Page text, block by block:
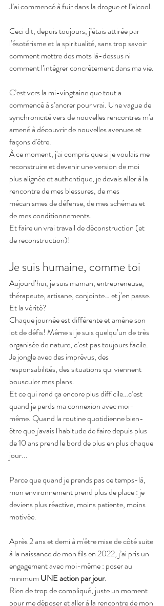
J’ai commencé à fuir dans la drogue et l’alcool.
Ceci dit, depuis toujours, j’étais attirée par
l’ésotérisme et la spiritualité, sans trop savoir
comment mettre des mots là-dessus ni
comment l’intégrer concrètement dans ma vie.
C’est vers la mi-vingtaine que tout a
commencé à s’ancrer pour vrai. Une vague de
synchronicité vers de nouvelles rencontres m'a
amené à découvrir de nouvelles avenues et
façons d'être.
À ce moment, j'ai compris que si je voulais me
reconstruire et devenir une version de moi
plus alignée et authentique, je devais aller à la
rencontre de mes blessures, de mes
mécanismes de défense, de mes schémas et
de mes conditionnements.
Et faire un vrai travail de déconstruction (et
de reconstruction)!
Je suis humaine, comme toi
Aujourd’hui, je suis maman, entrepreneuse,
thérapeute, artisane, conjointe… et j’en passe.
Et la vérité?
Chaque journée est différente et amène son
lot de défis! Même si je suis quelqu’un de très
organisée de nature, c’est pas toujours facile.
Je jongle avec des imprévus, des
responsabilités, des situations qui viennent
bousculer mes plans.
Et ce qui rend ça encore plus difficile…c’est
quand je perds ma connexion avec moi-
même. Quand la routine quotidienne bien-
être que j'avais l'habitude de faire depuis plus
de 10 ans prend le bord de plus en plus chaque
jour...
Parce que quand je prends pas ce temps-là,
mon environnement prend plus de place : je
deviens plus réactive, moins patiente, moins
motivée.
Après 2 ans et demi à m'être mise de côté suite
à la naissance de mon fils en 2022, j’ai pris un
engagement avec moi-même : poser au
minimum UNE action par jour.
Rien de trop de compliqué, juste un moment
pour me déposer et aller à la rencontre de mon